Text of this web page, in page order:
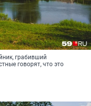
грабивший
говорят, что это